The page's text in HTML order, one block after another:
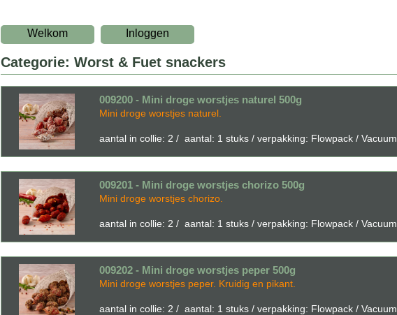
Welkom Inloggen
Categorie: Worst & Fuet snackers
009200 - Mini droge worstjes naturel 500g
Mini droge worstjes naturel.
aantal in collie: 2 / aantal: 1 stuks / verpakking: Flowpack / Vacuum
009201 - Mini droge worstjes chorizo 500g
Mini droge worstjes chorizo.
aantal in collie: 2 / aantal: 1 stuks / verpakking: Flowpack / Vacuum
009202 - Mini droge worstjes peper 500g
Mini droge worstjes peper. Kruidig en pikant.
aantal in collie: 2 / aantal: 1 stuks / verpakking: Flowpack / Vacuum